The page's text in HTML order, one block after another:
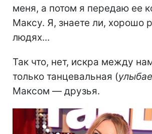
меня, а потом я передаю ее
Максу. Я, знаете ли, хорошо
людях...
Так что, нет, искра между
только танцевальная (
Максом — друзья.